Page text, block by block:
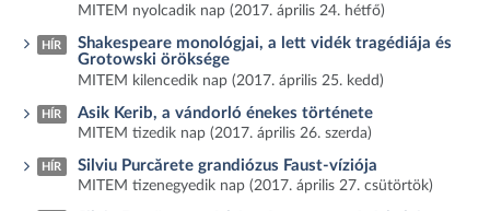
MITEM nyolcadik nap (2017. április 24. hétfő)
HÍR
Shakespeare monológjai, a lett vidék tragédiája és
Grotowski öröksége
MITEM kilencedik nap (2017. április 25. kedd)
HÍR Asik Kerib, a vándorló énekes története
MITEM tizedik nap (2017. április 26. szerda)
HÍR Silviu Purcărete grandiózus Faust-víziója
MITEM tizenegyedik nap (2017. április 27. csütörtök)